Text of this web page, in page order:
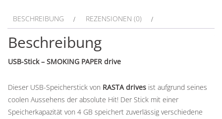
BESCHREIBUNG REZENSIONEN (0)
Beschreibung
USB-Stick – SMOKING PAPER drive
Dieser USB-Speicherstick von RASTA drives ist aufgrund seines
coolen Aussehens der absolute Hit! Der Stick mit einer
Speicherkapazität von 4 GB speichert zuverlässig verschiedene